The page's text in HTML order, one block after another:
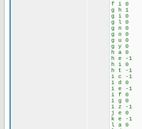
f i 0
g h 1
g i 0
g l 0
g n 0
g o 0
g u 0
g y 0
h a 0
h e -1
h i 0
h t -1
i c -1
i d 0
i e -1
i f 0
i g 0
i z -1
j e 0
k e -1
l a 0